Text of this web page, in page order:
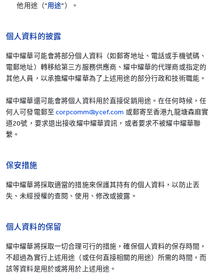
所有耀中耀華學校
他用途（“用途”）。
個人資料的披露
耀中耀華可能會將部分個人資料（如郵寄地址、電話或手機號碼、
電郵地址）轉移給第三方服務供應商、耀中耀華的代理商或指定的
其他人員，以承擔耀中耀華為了上述用途的部分行政和技術職能。
耀中耀華還可能會將個人資料用於直接促銷用途。在任何時候，任
何人可發電郵至corpcomm@ycef.com 或郵寄至香港九龍塘森麻實
道20號，要求退出接收耀中耀華資訊，或者要求不被耀中耀華聯
繫。
保安措施
耀中耀華將採取適當的措施來保護其持有的個人資料，以防止丟
失、未經授權的查閱、使用、修改或披露。
個人資料的保留
耀中耀華將採取一切合理可行的措施，確保個人資料的保存時間，
不超過為實行上述用途（或任何直接相關的用途）所需的時間，而
該等資料是用於或將用於上述用途。